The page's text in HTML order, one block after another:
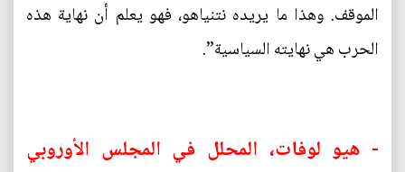
الموقف. وهذا ما يريده نتنياهو، فهو يعلم أن نهاية هذه
الحرب هي نهايته السياسية”.
- هيو لوفات، المحلل في المجلس الأوروبي